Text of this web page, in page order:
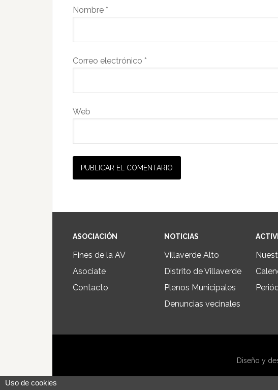
Nombre *
Correo electrónico *
Web
ASOCIACIÓN
Fines de la AV
Asociate
Contacto
NOTICIAS
Villaverde Alto
Distrito de Villaverde
Plenos Municipales
Denuncias vecinales
Diseño y
Uso de cookies